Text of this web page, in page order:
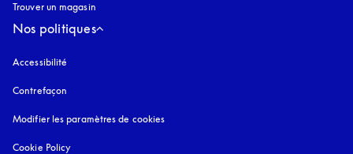
Trouver un magasin
Nos politiques
Accessibilité
Contrefaçon
Modifier les paramètres de cookies
Cookie Policy